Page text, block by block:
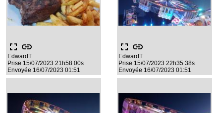
fullscreen link
EdwardT
Prise 15/07/2023 21h58 00s
Envoyée 16/07/2023 01:51
fullscreen link
EdwardT
Prise 15/07/2023 22h35 38s
Envoyée 16/07/2023 01:51